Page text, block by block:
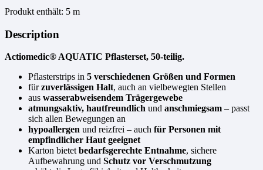
Produkt enthält: 5 m
Description
Actiomedic® AQUATIC Pflasterset, 50-teilig.
Pflasterstrips in 5 verschiedenen Größen und Formen
fürzuverlässigen Halt, auch an vielbewegten Stellen
aus wasserabweisendem Trägergewebe
atmungsaktiv, hautfreundlich und anschmiegsam – passt
sich allen Bewegungen an
hypoallergen und reizfrei – auch für Personen mit
empfindlicher Haut geeignet
Karton bietetbedarfsgerechte Entnahme, sichere
Aufbewahrung und Schutz vor Verschmutzung